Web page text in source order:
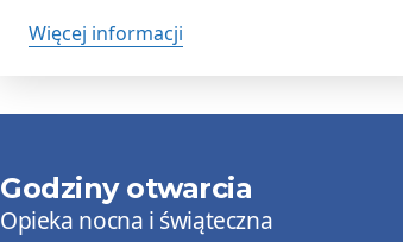
Więcej informacji
Godziny otwarcia
Opieka nocna i świąteczna